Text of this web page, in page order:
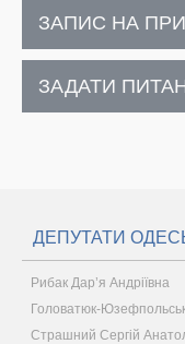
ЗАПИС НА
ЗАДАТИ
ДЕПУТАТИ
Рибак Дар’я Андріївна
Головатюк-
Страшний Сергій